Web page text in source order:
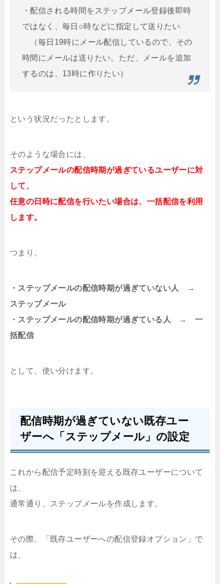
・配信される時間をステップメール登録後即時
ではなく、毎日○時などに指定して送りたい
（毎日19時にメール配信しているので、その
時間にメールは送りたい。ただ、メールを追加
するのは、13時に作りたい）
という状況だったとします。
そのような場合には、
ステップメールの配信時期が過ぎているユーザーに対
して、
任意の日時に配信を行いたい場合は、一括配信を利用
します。
つまり、
・ステップメールの配信時期が過ぎていない人 →
ステップメール
・ステップメールの配信時期が過ぎている人 → 一
括配信
として、使い分けます。
配信時期が過ぎていない既存ユー
ザーへ「ステップメール」の設定
これから配信予定時刻を迎える既存ユーザーについて
は、
通常通り、ステップメールを作成します。
その際、「既存ユーザーへの配信登録オプション」で
は、